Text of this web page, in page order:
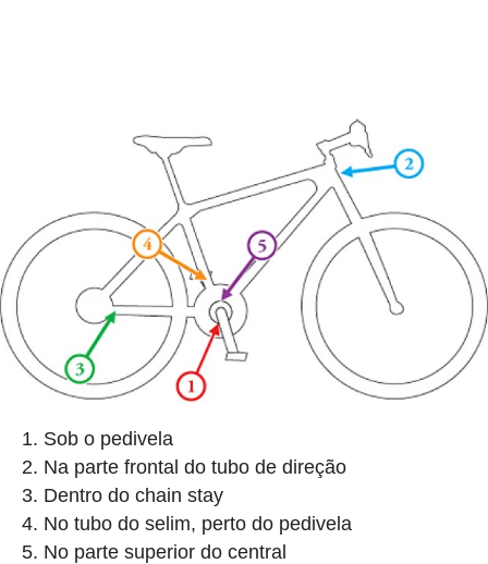
Sob o pedivela
Na parte frontal do tubo de direção
Dentro do chain stay
No tubo do selim, perto do pedivela
No parte superior do central